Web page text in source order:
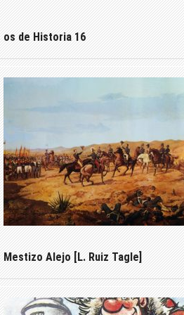
os de Historia 16
Mestizo Alejo [L. Ruiz Tagle]